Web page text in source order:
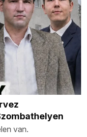
van.